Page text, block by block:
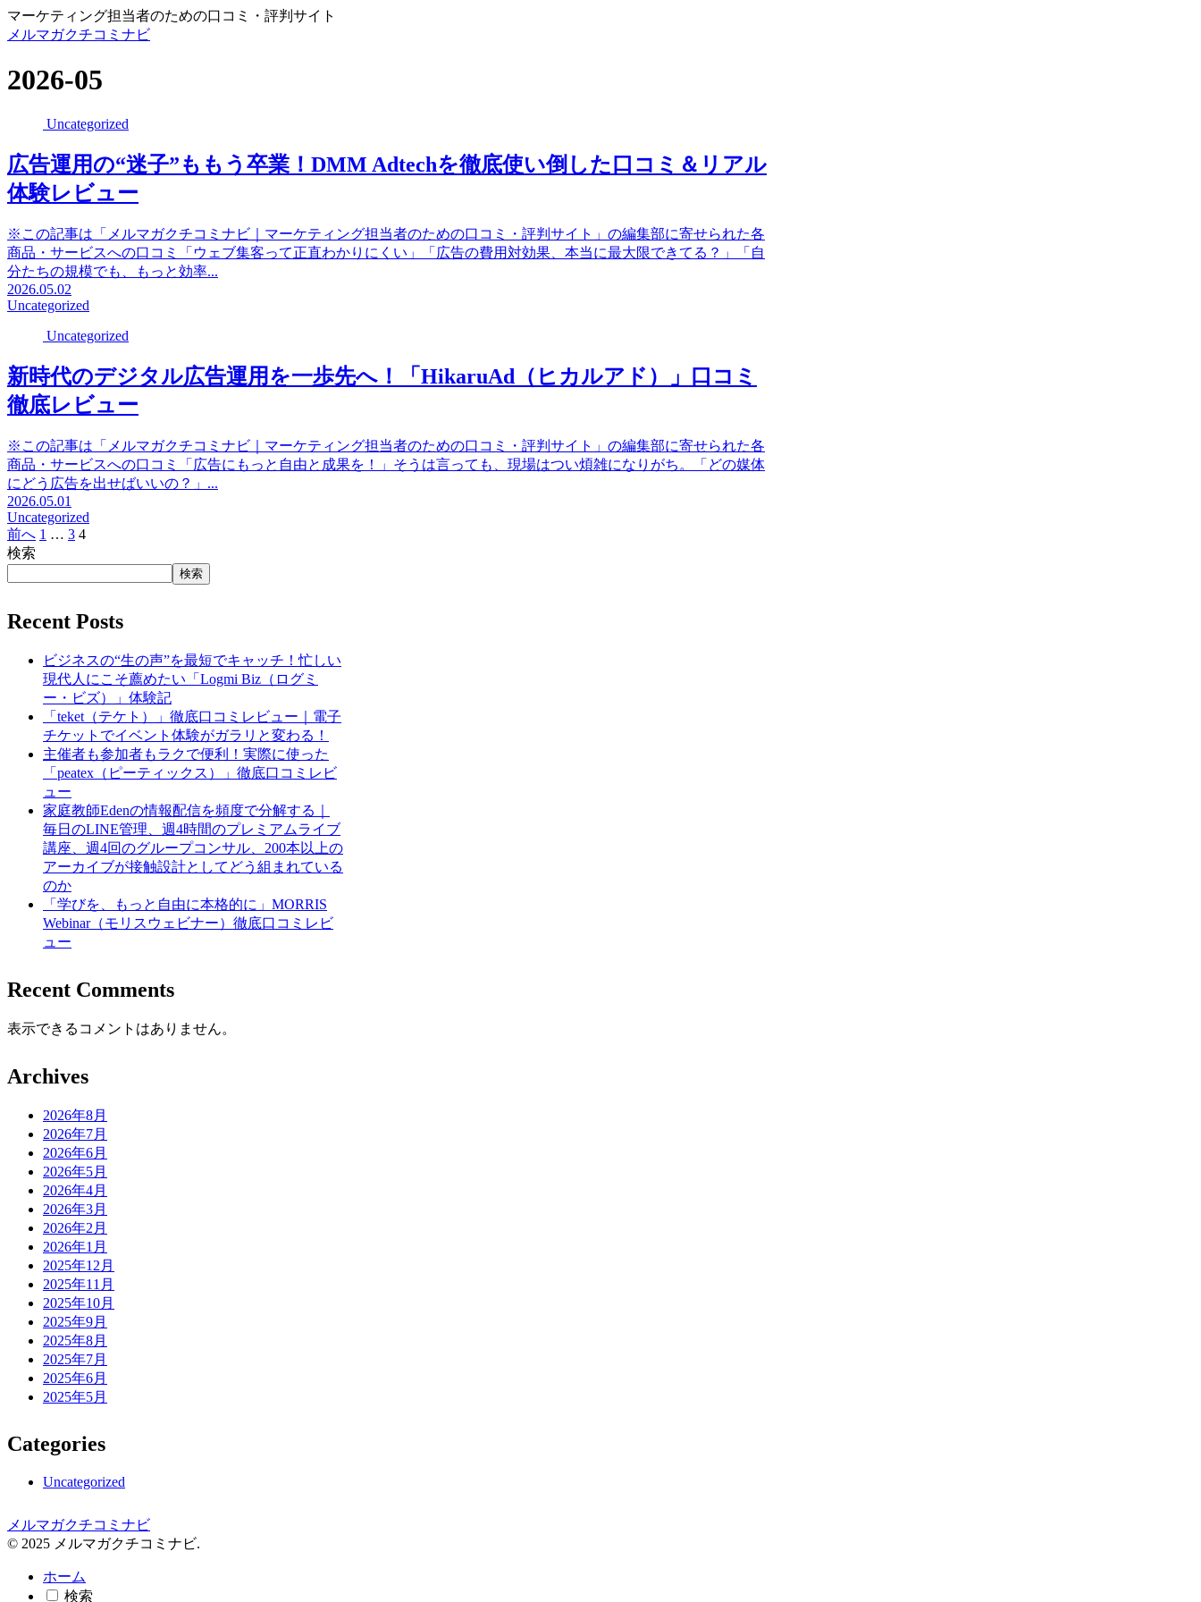
マーケティング担当者のための口コミ・評判サイト
メルマガクチコミナビ
2026-05
Uncategorized
広告運用の“迷子”ももう卒業！DMM Adtechを徹底使い倒した口コミ＆リアル
体験レビュー
※この記事は「メルマガクチコミナビ｜マーケティング担当者のための口コミ・評判サイト」の編集部に寄せられた各
商品・サービスへの口コミ「ウェブ集客って正直わかりにくい」「広告の費用対効果、本当に最大限できてる？」「自
分たちの規模でも、もっと効率...
2026.05.02
Uncategorized
Uncategorized
新時代のデジタル広告運用を一歩先へ！「HikaruAd（ヒカルアド）」口コミ
徹底レビュー
※この記事は「メルマガクチコミナビ｜マーケティング担当者のための口コミ・評判サイト」の編集部に寄せられた各
商品・サービスへの口コミ「広告にもっと自由と成果を！」そうは言っても、現場はつい煩雑になりがち。「どの媒体
にどう広告を出せばいいの？」...
2026.05.01
Uncategorized
前へ 1 … 3 4
検索
検索
Recent Posts
ビジネスの“生の声”を最短でキャッチ！忙しい
現代人にこそ薦めたい「Logmi Biz（ログミ
ー・ビズ）」体験記
「teket（テケト）」徹底口コミレビュー｜電子
チケットでイベント体験がガラリと変わる！
主催者も参加者もラクで便利！実際に使った
「peatex（ピーティックス）」徹底口コミレビ
ュー
家庭教師Edenの情報配信を頻度で分解する｜
毎日のLINE管理、週4時間のプレミアムライブ
講座、週4回のグループコンサル、200本以上の
アーカイブが接触設計としてどう組まれている
のか
「学びを、もっと自由に本格的に」MORRIS
Webinar（モリスウェビナー）徹底口コミレビ
ュー
Recent Comments
表示できるコメントはありません。
Archives
2026年8月
2026年7月
2026年6月
2026年5月
2026年4月
2026年3月
2026年2月
2026年1月
2025年12月
2025年11月
2025年10月
2025年9月
2025年8月
2025年7月
2025年6月
2025年5月
Categories
Uncategorized
メルマガクチコミナビ
© 2025 メルマガクチコミナビ.
ホーム
検索